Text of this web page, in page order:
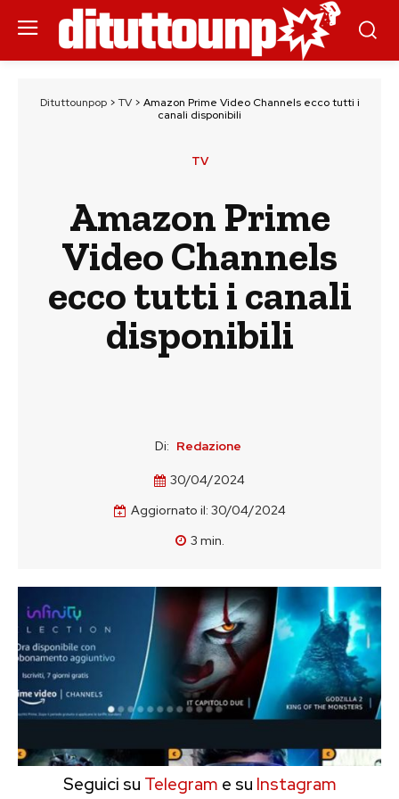
Dituttounpop> TV> Amazon Prime Video Channels ecco tutti i
canali disponibili
TV
Amazon Prime
Video Channels
ecco tutti i canali
disponibili
Di: Redazione
30/04/2024
Aggiornato il: 30/04/2024
3 min.
Seguici su Telegram e su Instagram